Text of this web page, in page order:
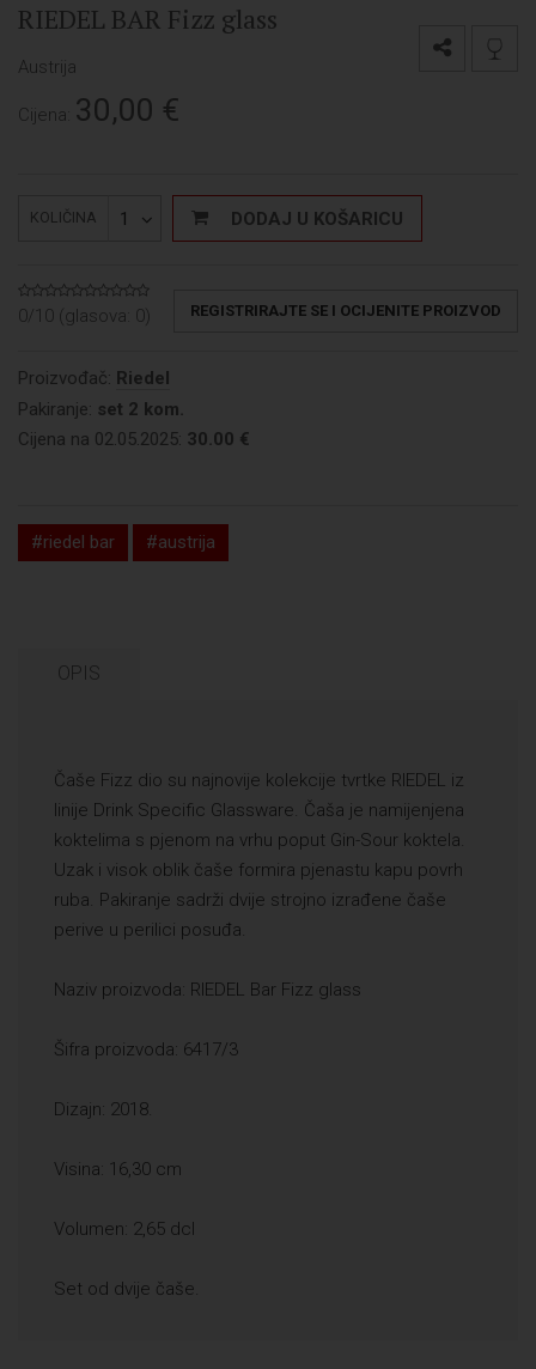
RIEDEL BAR Fizz glass
Austrija
Cijena: 30,00 €
KOLIČINA 1 DODAJ U KOŠARICU
0/10 (glasova: 0) REGISTRIRAJTE SE I OCIJENITE PROIZVOD
Proizvođač: Riedel
Pakiranje: set 2 kom.
Cijena na 02.05.2025: 30.00 €
#riedel bar #austrija
OPIS
Čaše Fizz dio su najnovije kolekcije tvrtke RIEDEL iz
linije Drink Specific Glassware. Čaša je namijenjena
koktelima s pjenom na vrhu poput Gin-Sour koktela.
Uzak i visok oblik čaše formira pjenastu kapu povrh
ruba. Pakiranje sadrži dvije strojno izrađene čaše
perive u perilici posuđa.
Naziv proizvoda: RIEDEL Bar Fizz glass
Šifra proizvoda: 6417/3
Dizajn: 2018.
Visina: 16,30 cm
Volumen: 2,65 dcl
Set od dvije čaše.